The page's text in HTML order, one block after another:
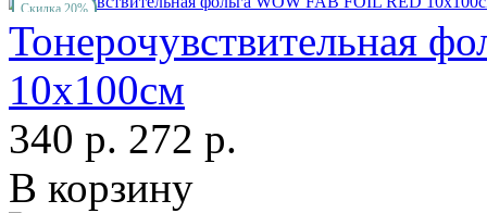
Скидка 20%
Тонерочувствительная
10х100см
340 р. 272 р.
В корзину